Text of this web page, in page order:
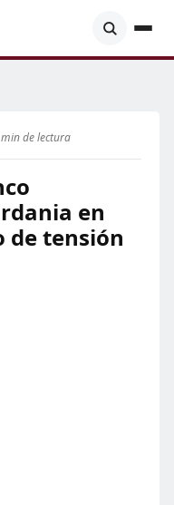
de lectura
en
de tensión